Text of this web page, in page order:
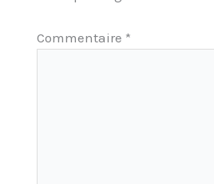
Commentaire *